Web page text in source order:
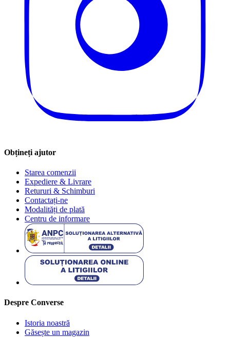
Obțineți ajutor
Starea comenzii
Expediere & Livrare
Retururi & Schimburi
Contactați-ne
Modalități de plată
Centru de informare
Despre Converse
Istoria noastră
Găsește un magazin